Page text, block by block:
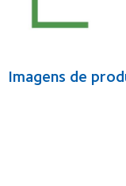
Imagens de